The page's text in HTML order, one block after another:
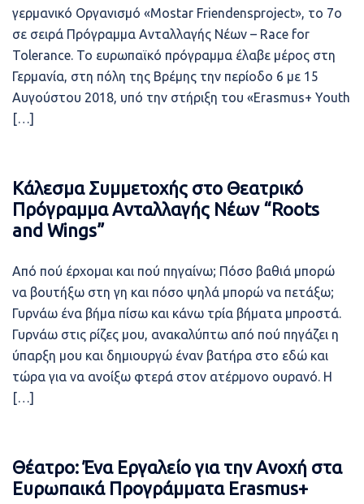
γερμανικό Οργανισμό «Mostar Friendensproject», το 7ο
σε σειρά Πρόγραμμα Ανταλλαγής Νέων – Race for
Tolerance. Το ευρωπαϊκό πρόγραμμα έλαβε μέρος στη
Γερμανία, στη πόλη της Βρέμης την περίοδο 6 με 15
Αυγούστου 2018, υπό την στήριξη του «Erasmus+ Youth
[…]
Κάλεσμα Συμμετοχής στο Θεατρικό
Πρόγραμμα Ανταλλαγής Νέων “Roots
and Wings”
Από πού έρχομαι και πού πηγαίνω; Πόσο βαθιά μπορώ
να βουτήξω στη γη και πόσο ψηλά μπορώ να πετάξω;
Γυρνάω ένα βήμα πίσω και κάνω τρία βήματα μπροστά.
Γυρνάω στις ρίζες μου, ανακαλύπτω από πού πηγάζει η
ύπαρξη μου και δημιουργώ έναν βατήρα στο εδώ και
τώρα για να ανοίξω φτερά στον ατέρμονο ουρανό. Η
[…]
Θέατρο: Ένα Εργαλείο για την Ανοχή στα
Ευρωπαικά Προγράμματα Erasmus+